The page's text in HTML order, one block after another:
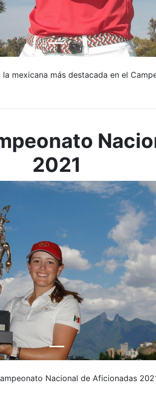
mexicana más destacada en el
2021
Nacional de Aficionadas